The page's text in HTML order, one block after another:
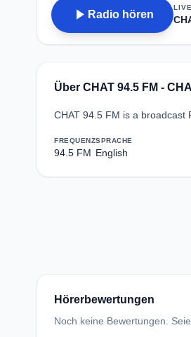
play_arrow Radio hören
LIVE
Über CHAT 94.5 FM -
CHAT 94.5 FM is a broadcast
FREQUENZ
94.5 FM
SPRACHE
English
Hörerbewertungen
Noch keine Bewertungen.